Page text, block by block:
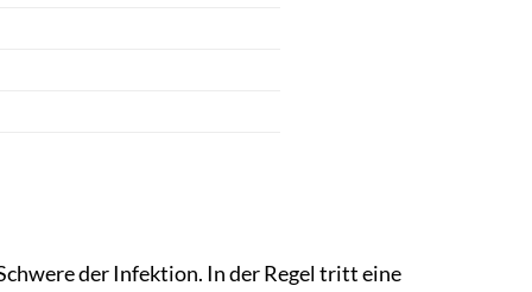
der Infektion. In der Regel tritt eine